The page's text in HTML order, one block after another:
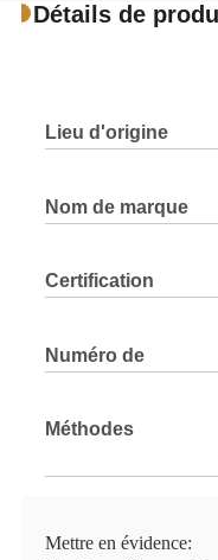
Détails de
Lieu d'origine
Nom de marque
Certification
Numéro de
Méthodes
Mettre en évidence: